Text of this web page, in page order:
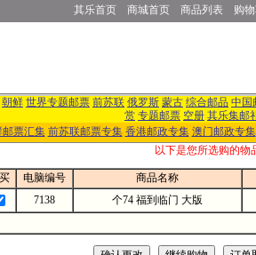
其乐首页 商城首页 商品列表 购
朝鲜 世界专题邮票 前苏联 俄罗斯 蒙古 综合邮品 中国
赏 专题邮票 空册 其乐集邮
邮票汇集 前苏联邮票专集 香港邮政专集 澳门邮政专集
以下是您所选购的物
电脑编号 商品名称
7138
个74 福到临门 大版